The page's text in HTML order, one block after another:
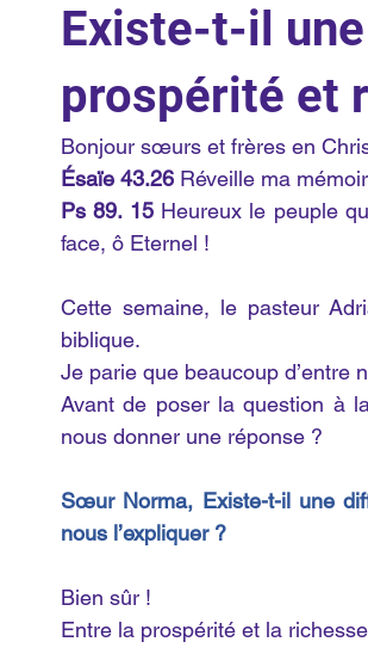
Existe-t-il
prospérité et
Bonjour sœurs et frères en
Ésaïe 43.26 Réveille ma
Ps 89. 15 Heureux le peuple
face, ô Eternel !
Cette semaine, le pasteur
biblique.
Je parie que beaucoup d’entre
Avant de poser la question à
nous donner une réponse ?
Sœur Norma, Existe-t-il une
nous l’expliquer ?
Bien sûr !
Entre la prospérité et la